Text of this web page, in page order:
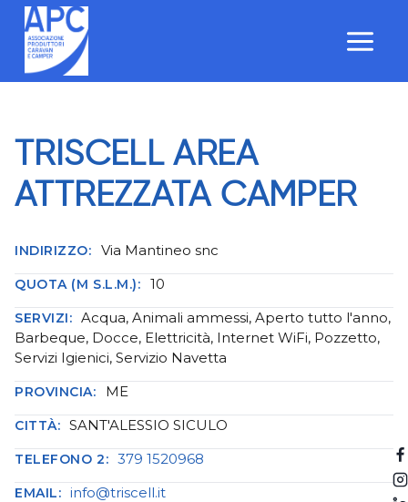
Salta
contenuto
TRISCELL AREA
ATTREZZATA CAMPER
INDIRIZZO: Via Mantineo snc
QUOTA (M S.L.M.): 10
SERVIZI: Acqua, Animali ammessi, Aperto tutto l'anno,
Barbeque, Docce, Elettricità, Internet WiFi, Pozzetto,
Servizi Igienici, Servizio Navetta
PROVINCIA: ME
CITTÀ: SANT'ALESSIO SICULO
TELEFONO 2: 379 1520968
EMAIL: info@triscell.it